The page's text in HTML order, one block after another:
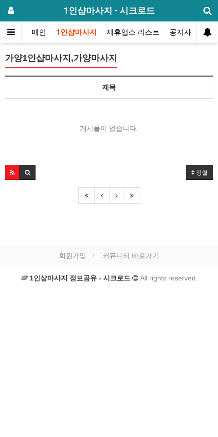
1인샵마사지 - 시크로드
메인 1인샵마사지 제휴업소 리스트 공지사항 방
가양1인샵마사지,가양마사지
제목
게시물이 없습니다.
정렬
회원가입 커뮤니티 바로가기
1인샵마사지 정보공유 - 시크로드 All rights reserved.